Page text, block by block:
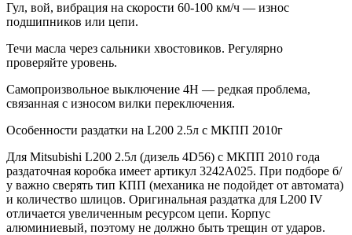
Гул, вой, вибрация на скорости 60-100 км/ч — износ
подшипников или цепи.
Течи масла через сальники хвостовиков. Регулярно
проверяйте уровень.
Самопроизвольное выключение 4H — редкая проблема,
связанная с износом вилки переключения.
Особенности раздатки на L200 2.5л с МКПП 2010г
Для Mitsubishi L200 2.5л (дизель 4D56) с МКПП 2010 года
раздаточная коробка имеет артикул 3242A025. При подборе б/
у важно сверять тип КПП (механика не подойдет от автомата)
и количество шлицов. Оригинальная раздатка для L200 IV
отличается увеличенным ресурсом цепи. Корпус
алюминиевый, поэтому не должно быть трещин от ударов.